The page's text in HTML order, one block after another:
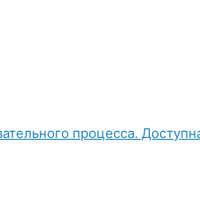
процесса.